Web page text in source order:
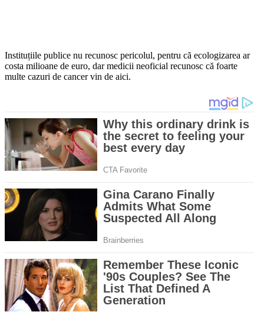
Instituțiile publice nu recunosc pericolul, pentru că ecologizarea ar
costa milioane de euro, dar medicii neoficial recunosc că foarte
multe cazuri de cancer vin de aici.